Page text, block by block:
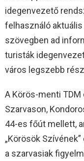
idegenvezető
felhasználó
szövegben ad
turisták
város legszebb
A Körös-menti
Szarvason,
44-es főút mellett,
„Körösök
a szarvasiak